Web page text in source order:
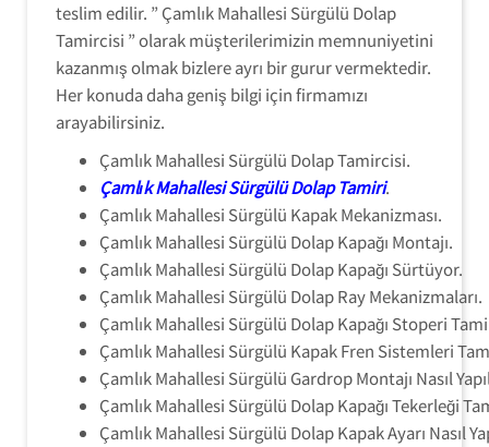
teslim edilir. ” Çamlık Mahallesi Sürgülü Dolap
Tamircisi ” olarak müşterilerimizin memnuniyetini
kazanmış olmak bizlere ayrı bir gurur vermektedir.
Her konuda daha geniş bilgi için firmamızı
arayabilirsiniz.
Çamlık Mahallesi Sürgülü Dolap Tamircisi.
Çamlık Mahallesi Sürgülü Dolap Tamiri.
Çamlık Mahallesi Sürgülü Kapak Mekanizması.
Çamlık Mahallesi Sürgülü Dolap Kapağı Montajı.
Çamlık Mahallesi Sürgülü Dolap Kapağı Sürtüyor.
Çamlık Mahallesi Sürgülü Dolap Ray Mekanizmaları.
Çamlık Mahallesi Sürgülü Dolap Kapağı Stoperi
Çamlık Mahallesi Sürgülü Kapak Fren Sistemleri
Çamlık Mahallesi Sürgülü Gardrop Montajı Nasıl
Çamlık Mahallesi Sürgülü Dolap Kapağı Tekerleği
Çamlık Mahallesi Sürgülü Dolap Kapak Ayarı Nasıl